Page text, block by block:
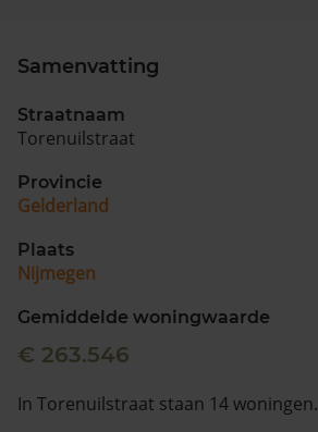
Samenvatting
Straatnaam
Torenuilstraat
Provincie
Gelderland
Plaats
Nijmegen
Gemiddelde woningwaarde
€ 263.546
In Torenuilstraat staan 14 woningen.